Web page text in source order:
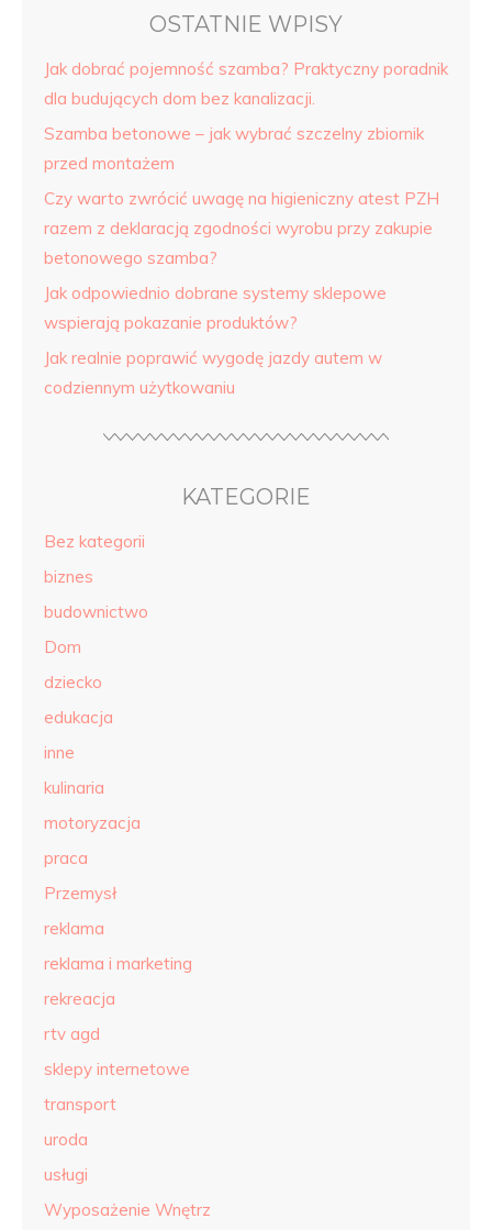
OSTATNIE WPISY
Jak dobrać pojemność szamba? Praktyczny poradnik
dla budujących dom bez kanalizacji.
Szamba betonowe – jak wybrać szczelny zbiornik
przed montażem
Czy warto zwrócić uwagę na higieniczny atest PZH
razem z deklaracją zgodności wyrobu przy zakupie
betonowego szamba?
Jak odpowiednio dobrane systemy sklepowe
wspierają pokazanie produktów?
Jak realnie poprawić wygodę jazdy autem w
codziennym użytkowaniu
KATEGORIE
Bez kategorii
biznes
budownictwo
Dom
dziecko
edukacja
inne
kulinaria
motoryzacja
praca
Przemysł
reklama
reklama i marketing
rekreacja
rtv agd
sklepy internetowe
transport
uroda
usługi
Wyposażenie Wnętrz